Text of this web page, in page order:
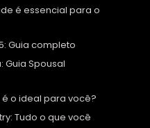
é essencial para o
Guia completo
Guia Spousal
é o ideal para você?
Tudo o que você